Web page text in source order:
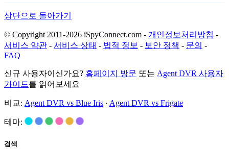
상단으로 돌아가기
© Copyright 2011-2026 iSpyConnect.com - 개인정보처리방침 -
서비스 약관 - 서비스 상태 - 법적 정보 - 보안 정책 - 문의 -
FAQ
신규 사용자이신가요? 홈페이지 방문 또는 Agent DVR 사용자
가이드를 읽어보세요
비교: Agent DVR vs Blue Iris · Agent DVR vs Frigate
테마:
검색